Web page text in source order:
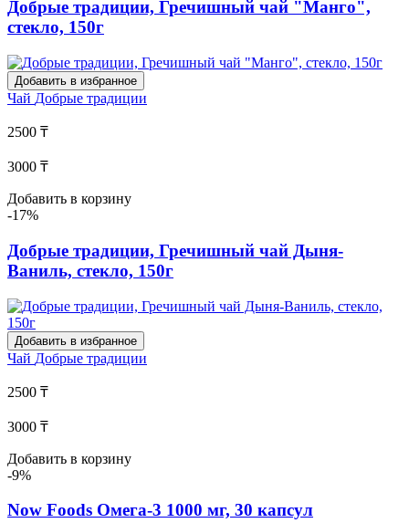
Добрые традиции, Гречишный чай "Манго",
стекло, 150г
Добавить в избранное
Чай Добрые традиции
2500 ₸
3000 ₸
Добавить в корзину
-17%
Добрые традиции, Гречишный чай Дыня-
Ваниль, стекло, 150г
Добавить в избранное
Чай Добрые традиции
2500 ₸
3000 ₸
Добавить в корзину
-9%
Now Foods Омега-3 1000 мг, 30 капсул